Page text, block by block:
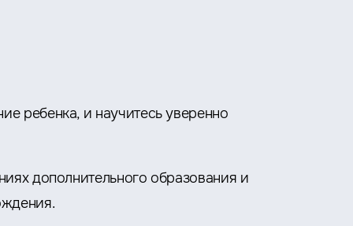
ребенка, и научитесь уверенно
дополнительного образования и